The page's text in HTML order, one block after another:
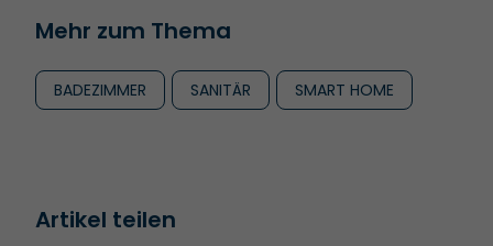
Mehr zum Thema
BADEZIMMER SANITÄR SMART HOME
Artikel teilen